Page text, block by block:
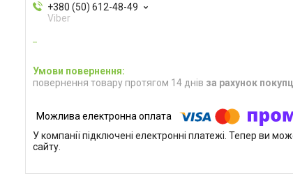
+380 (50) 612-48-49
Viber
повернення товару протягом 14 днів за рахунок
У компанії підключені електронні платежі. Тепер ви
сайту.